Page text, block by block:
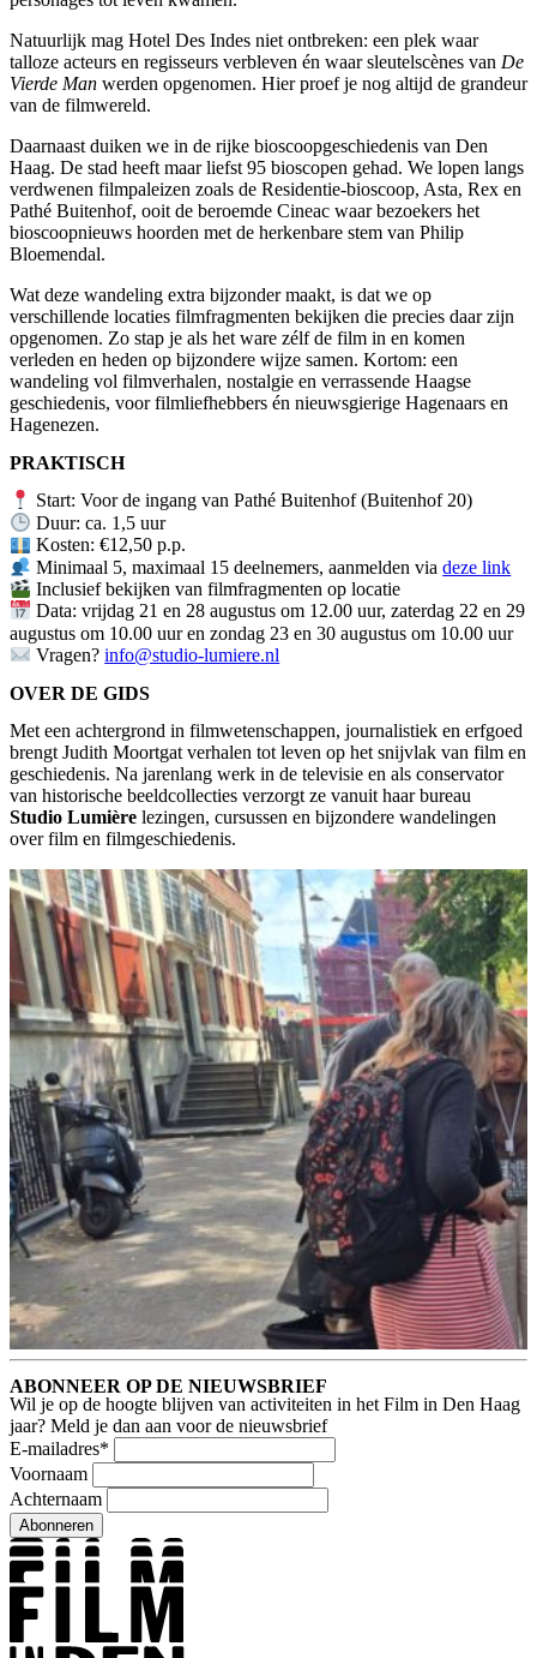
Natuurlijk mag Hotel Des Indes niet ontbreken: een plek waar
talloze acteurs en regisseurs verbleven én waar sleutelscènes van De
Vierde Man werden opgenomen. Hier proef je nog altijd de grandeur
van de filmwereld.
Daarnaast duiken we in de rijke bioscoopgeschiedenis van Den
Haag. De stad heeft maar liefst 95 bioscopen gehad. We lopen langs
verdwenen filmpaleizen zoals de Residentie-bioscoop, Asta, Rex en
Pathé Buitenhof, ooit de beroemde Cineac waar bezoekers het
bioscoopnieuws hoorden met de herkenbare stem van Philip
Bloemendal.
Wat deze wandeling extra bijzonder maakt, is dat we op
verschillende locaties filmfragmenten bekijken die precies daar zijn
opgenomen. Zo stap je als het ware zélf de film in en komen
verleden en heden op bijzondere wijze samen. Kortom: een
wandeling vol filmverhalen, nostalgie en verrassende Haagse
geschiedenis, voor filmliefhebbers én nieuwsgierige Hagenaars en
Hagenezen.
PRAKTISCH
Start: Voor de ingang van Pathé Buitenhof (Buitenhof 20)
Duur: ca. 1,5 uur
Kosten: €12,50 p.p.
Minimaal 5, maximaal 15 deelnemers, aanmelden viadeze link
Inclusief bekijken van filmfragmenten op locatie
Data: vrijdag 21 en 28 augustus om 12.00 uur, zaterdag 22 en 29
augustus om 10.00 uur en zondag 23 en 30 augustus om 10.00 uur
Vragen?info@studio-lumiere.nl
OVER DE GIDS
Met een achtergrond in filmwetenschappen, journalistiek en erfgoed
brengt Judith Moortgat verhalen tot leven op het snijvlak van film en
geschiedenis. Na jarenlang werk in de televisie en als conservator
van historische beeldcollecties verzorgt ze vanuit haar bureau
Studio Lumière lezingen, cursussen en bijzondere wandelingen
over film en filmgeschiedenis.
ABONNEER OP DE NIEUWSBRIEF
Wil je op de hoogte blijven van activiteiten in het Film in Den Haag
jaar? Meld je dan aan voor de nieuwsbrief
E-mailadres*
Voornaam
Achternaam
Abonneren